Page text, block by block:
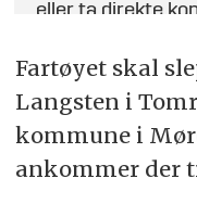
eller ta direkte
Fartøyet skal
Langsten i
kommune i
ankommer der